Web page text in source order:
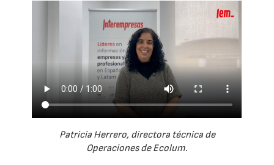
Patricia Herrero, directora técnica de
Operaciones de Ecolum.